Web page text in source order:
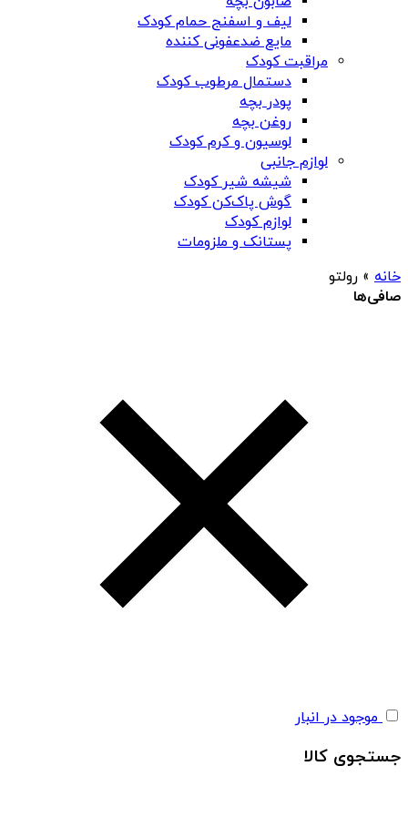
لیف و اسفنج حمام کودک
مایع ضدعفونی کننده
مراقبت کودک
دستمال مرطوب کودک
پودر بچه
روغن بچه
لوسیون و کرم کودک
لوازم جانبی
شیشه شیر کودک
گوش پاک‌کن کودک
لوازم کودک
پستانک و ملزومات
خانه » رولتو
صافی‌ها
موجود در انبار
جستجوی کالا